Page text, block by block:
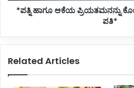
*ಪತ್ನಿ ಹಾಗೂ ಆಕೆಯ ಪ್ರಿಯತಮನನ್ನು
ಪತಿ*
Related Articles